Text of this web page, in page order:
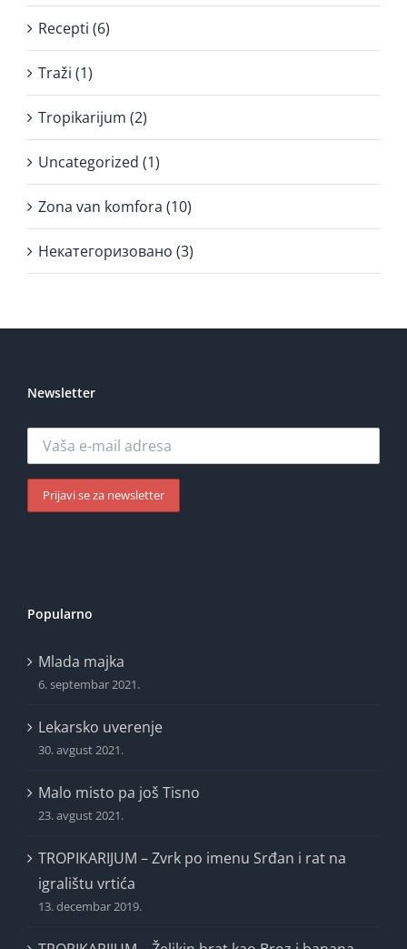
Recepti (6)
Traži (1)
Tropikarijum (2)
Uncategorized (1)
Zona van komfora (10)
Некатегоризовано (3)
Newsletter
Popularno
Mlada majka
6. septembar 2021.
Lekarsko uverenje
30. avgust 2021.
Malo misto pa još Tisno
23. avgust 2021.
TROPIKARIJUM – Zvrk po imenu Srđan i rat na
igralištu vrtića
13. decembar 2019.